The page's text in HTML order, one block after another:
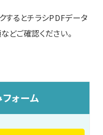
するとチラシPDFデータ
どご確認ください。
ォーム